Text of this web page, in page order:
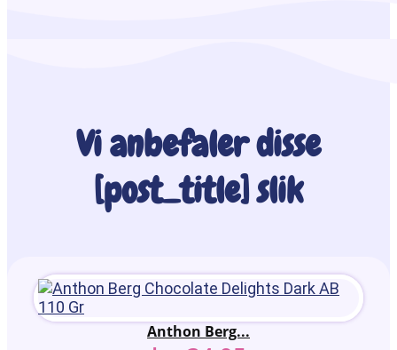
Vi anbefaler disse
[post_title] slik
Anthon Berg...